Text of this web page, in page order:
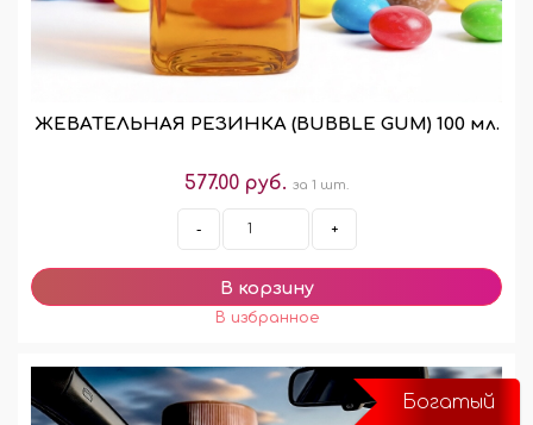
ЖЕВАТЕЛЬНАЯ РЕЗИНКА (BUBBLE GUM) 100 мл.
577.00 руб. за 1 шт.
- +
Богатый